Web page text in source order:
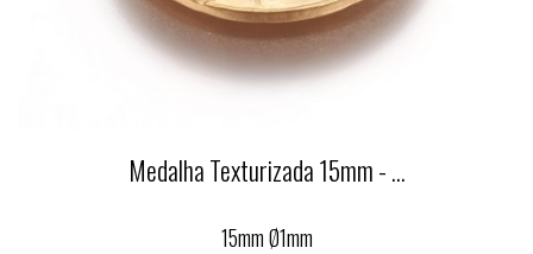
Medalha Texturizada 15mm - ...
15mm Ø1mm